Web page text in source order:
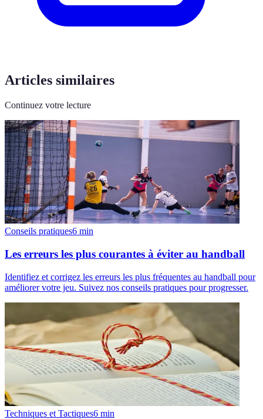
Articles similaires
Continuez votre lecture
Conseils pratiques6 min
Les erreurs les plus courantes à éviter au handball
Identifiez et corrigez les erreurs les plus fréquentes au handball pour
améliorer votre jeu. Suivez nos conseils pratiques pour progresser.
Techniques et Tactiques6 min